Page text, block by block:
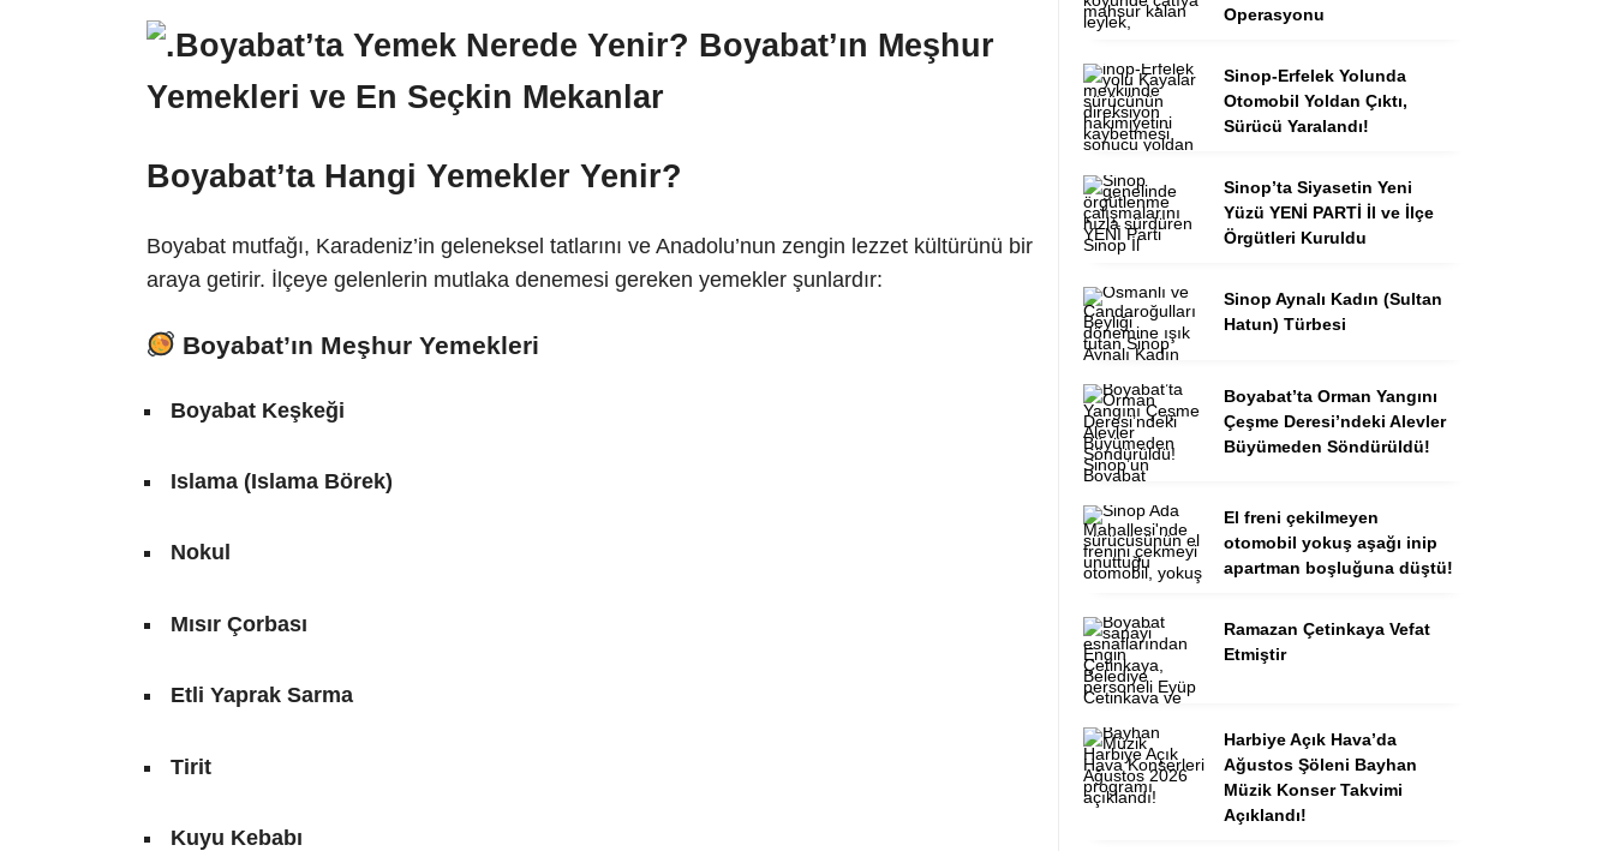
Boyabat’ta Hangi Yemekler Yenir?
Boyabat mutfağı, Karadeniz’in geleneksel tatlarını ve Anadolu’nun zengin lezzet kültürünü bir
araya getirir. İlçeye gelenlerin mutlaka denemesi gereken yemekler şunlardır:
Boyabat’ın Meşhur Yemekleri
Boyabat Keşkeği
Islama (Islama Börek)
Nokul
Mısır Çorbası
Etli Yaprak Sarma
Tirit
Kuyu Kebabı
Operasyonu
Sinop-Erfelek Yolunda
Otomobil Yoldan Çıktı,
Sürücü Yaralandı!
Sinop’ta Siyasetin Yeni
Yüzü YENİ PARTİ İl ve İlçe
Örgütleri Kuruldu
Sinop Aynalı Kadın (Sultan
Hatun) Türbesi
Boyabat’ta Orman Yangını
Çeşme Deresi’ndeki Alevler
Büyümeden Söndürüldü!
El freni çekilmeyen
otomobil yokuş aşağı inip
apartman boşluğuna düştü!
Ramazan Çetinkaya Vefat
Etmiştir
Harbiye Açık Hava’da
Ağustos Şöleni Bayhan
Müzik Konser Takvimi
Açıklandı!